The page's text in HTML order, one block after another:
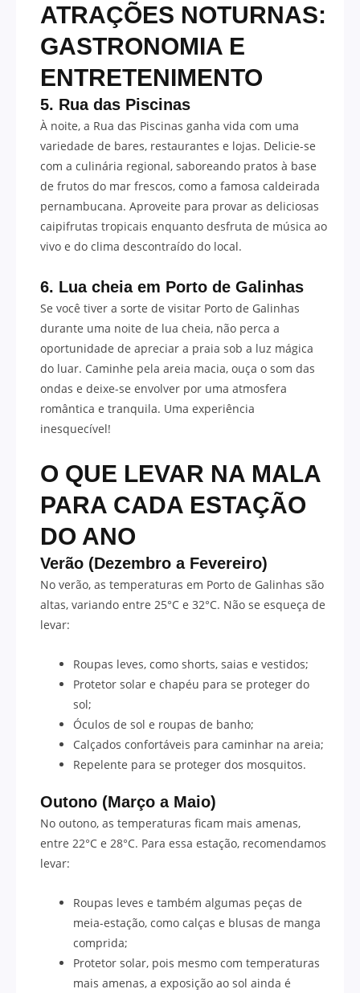
ATRAÇÕES NOTURNAS:
GASTRONOMIA E
ENTRETENIMENTO
5. Rua das Piscinas
À noite, a Rua das Piscinas ganha vida com uma
variedade de bares, restaurantes e lojas. Delicie-se
com a culinária regional, saboreando pratos à base
de frutos do mar frescos, como a famosa caldeirada
pernambucana. Aproveite para provar as deliciosas
caipifrutas tropicais enquanto desfruta de música ao
vivo e do clima descontraído do local.
6. Lua cheia em Porto de Galinhas
Se você tiver a sorte de visitar Porto de Galinhas
durante uma noite de lua cheia, não perca a
oportunidade de apreciar a praia sob a luz mágica
do luar. Caminhe pela areia macia, ouça o som das
ondas e deixe-se envolver por uma atmosfera
romântica e tranquila. Uma experiência
inesquecível!
O QUE LEVAR NA MALA
PARA CADA ESTAÇÃO
DO ANO
Verão (Dezembro a Fevereiro)
No verão, as temperaturas em Porto de Galinhas são
altas, variando entre 25°C e 32°C. Não se esqueça de
levar:
Roupas leves, como shorts, saias e vestidos;
Protetor solar e chapéu para se proteger do
sol;
Óculos de sol e roupas de banho;
Calçados confortáveis para caminhar na areia;
Repelente para se proteger dos mosquitos.
Outono (Março a Maio)
No outono, as temperaturas ficam mais amenas,
entre 22°C e 28°C. Para essa estação, recomendamos
levar:
Roupas leves e também algumas peças de
meia-estação, como calças e blusas de manga
comprida;
Protetor solar, pois mesmo com temperaturas
mais amenas, a exposição ao sol ainda é